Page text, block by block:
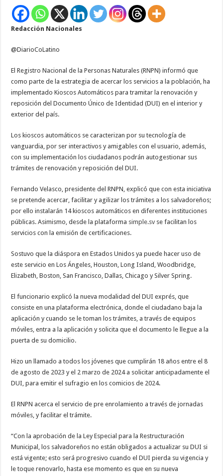
y
reposición
del
Redacción Nacionales
@DiarioCoLatino
El Registro Nacional de la Personas Naturales (RNPN) informó que
como parte de la estrategia de acercar los servicios a la población, ha
implementado Kioscos Automáticos para tramitar la renovación y
reposición del Documento Único de Identidad (DUI) en el interior y
exterior del país.
Los kioscos automáticos se caracterizan por su tecnología de
vanguardia, por ser interactivos y amigables con el usuario, además,
con su implementación los ciudadanos podrán autogestionar sus
trámites de renovación y reposición del DUI.
Fernando Velasco, presidente del RNPN, explicó que con esta iniciativa
se pretende acercar, facilitar y agilizar los trámites a los salvadoreños;
por ello instalarán 14 kioscos automáticos en diferentes instituciones
públicas. Asimismo, desde la plataforma simple.sv se facilitan los
servicios con la emisión de certificaciones.
Sostuvo que la diáspora en Estados Unidos ya puede hacer uso de
este servicio en Los Ángeles, Houston, Long Island, Woodbridge,
Elizabeth, Boston, San Francisco, Dallas, Chicago y Silver Spring.
El funcionario explicó la nueva modalidad del DUI exprés, que
consiste en una plataforma electrónica, donde el ciudadano baja la
aplicación y cuando se le toman los trámites, a través de equipos
móviles, entra a la aplicación y solicita que el documento le llegue a la
puerta de su domicilio.
Hizo un llamado a todos los jóvenes que cumplirán 18 años entre el 8
de agosto de 2023 y el 2 marzo de 2024 a solicitar anticipadamente el
DUI, para emitir el sufragio en los comicios de 2024.
El RNPN acerca el servicio de pre enrolamiento a través de jornadas
móviles, y facilitar el trámite.
“Con la aprobación de la Ley Especial para la Restructuración
Municipal, los salvadoreños no están obligados a actualizar su DUI si
está vigente; esto será progresivo cuando el DUI pierda su vigencia y
le toque renovarlo, hasta ese momento es que en su nueva